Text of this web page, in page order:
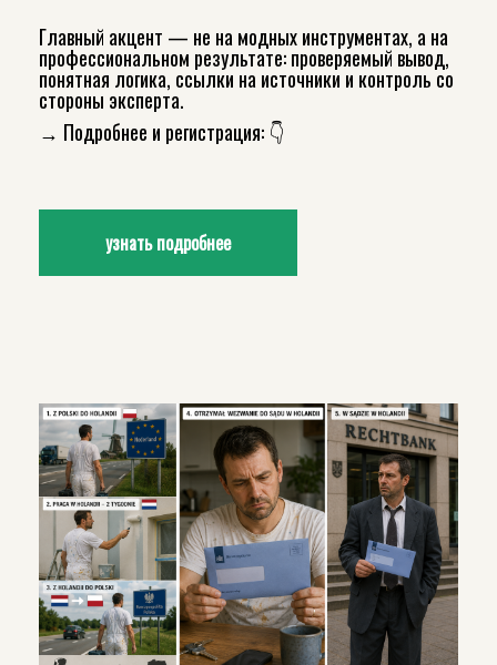
Главный акцент — не на модных инструментах, а на
профессиональном результате: проверяемый вывод,
понятная логика, ссылки на источники и контроль со
стороны эксперта.
→ Подробнее и регистрация: 👇
узнать подробнее